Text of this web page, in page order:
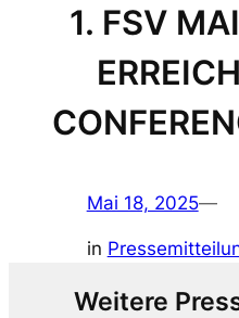
1. FSV
Mai 18, 2025—
in
Weitere